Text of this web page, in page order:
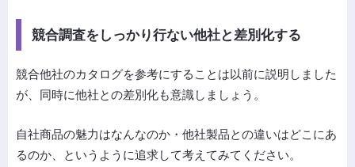
競合調査をしっかり行ない他社と差別化する
競合他社のカタログを参考にすることは以前に説明しました
が、同時に他社との差別化も意識しましょう。
自社商品の魅力はなんなのか・他社製品との違いはどこにあ
るのか、というように追求して考えてみてください。